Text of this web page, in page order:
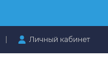
Личный кабинет